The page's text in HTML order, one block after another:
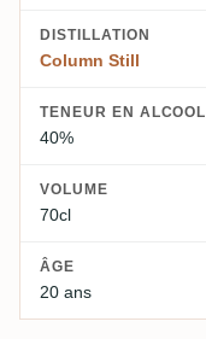
DISTILLATION
Column Still
TENEUR EN ALCOOL
40%
VOLUME
70cl
ÂGE
20 ans